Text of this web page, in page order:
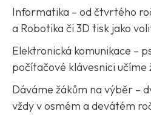
Informatika – od čtvrtého
a Robotika či 3D tisk jako
Elektronická komunikace –
počítačové klávesnici učíme
Dáváme žákům na výběr –
vždy v osmém a devátém